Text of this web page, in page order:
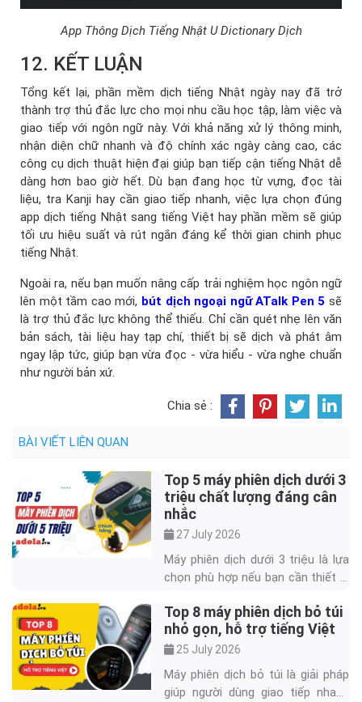
App Thông Dịch Tiếng Nhật U Dictionary Dịch
12. KẾT LUẬN
Tổng kết lại, phần mềm dịch tiếng Nhật ngày nay đã trở
thành trợ thủ đắc lực cho mọi nhu cầu học tập, làm việc và
giao tiếp với ngôn ngữ này. Với khả năng xử lý thông minh,
nhận diện chữ nhanh và độ chính xác ngày càng cao, các
công cụ dịch thuật hiện đại giúp bạn tiếp cận tiếng Nhật dễ
dàng hơn bao giờ hết. Dù bạn đang học từ vựng, đọc tài
liệu, tra Kanji hay cần giao tiếp nhanh, việc lựa chọn đúng
app dịch tiếng Nhật sang tiếng Việt hay phần mềm sẽ giúp
tối ưu hiệu suất và rút ngắn đáng kể thời gian chinh phục
tiếng Nhật.
Ngoài ra, nếu bạn muốn nâng cấp trải nghiệm học ngôn ngữ
lên một tầm cao mới, bút dịch ngoại ngữ ATalk Pen 5 sẽ
là trợ thủ đắc lực không thể thiếu. Chỉ cần quét nhẹ lên văn
bản sách, tài liệu hay tạp chí, thiết bị sẽ dịch và phát âm
ngay lập tức, giúp bạn vừa đọc - vừa hiểu - vừa nghe chuẩn
như người bản xứ.
Chia sẻ :
BÀI VIẾT LIÊN QUAN
Top 5 máy phiên dịch dưới 3
triệu chất lượng đáng cân
nhắc
27 July 2026
Máy phiên dịch dưới 3 triệu là lựa
chọn phù hợp nếu bạn cần thiết bị
ngữ, bán hàng hoặc giao tiếp ngắn
với người nước ngoài. Trong tầm
giá này, người mua nên ưu tiên khả
năng dịch 2 chiều, hỗ trợ tiếng
Việt, chế độ dịch offline và chính
Top 8 máy phiên dịch bỏ túi
nhỏ gọn, hỗ trợ tiếng Việt
25 July 2026
Máy phiên dịch bỏ túi là giải pháp
giúp người dùng giao tiếp nhanh